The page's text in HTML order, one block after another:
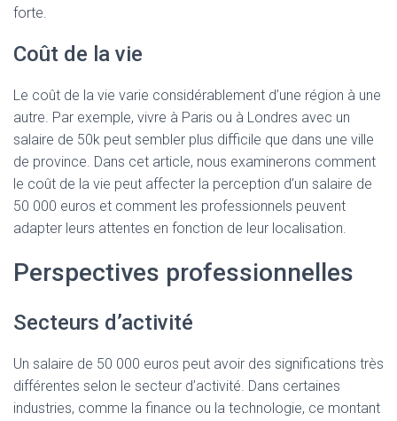
forte.
Coût de la vie
Le coût de la vie varie considérablement d’une région à une
autre. Par exemple, vivre à Paris ou à Londres avec un
salaire de 50k peut sembler plus difficile que dans une ville
de province. Dans cet article, nous examinerons comment
le coût de la vie peut affecter la perception d’un salaire de
50 000 euros et comment les professionnels peuvent
adapter leurs attentes en fonction de leur localisation.
Perspectives professionnelles
Secteurs d’activité
Un salaire de 50 000 euros peut avoir des significations très
différentes selon le secteur d’activité. Dans certaines
industries, comme la finance ou la technologie, ce montant